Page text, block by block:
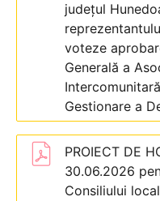
județul
voteze
Generală a
Gestionare a
PROIECT DE
30.06.2026
Consiliului